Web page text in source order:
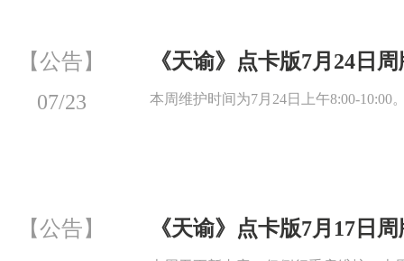
【公告】
07/23
《天谕》点卡版7月24日
本周维护时间为7月24日上午8:00-10:00
【公告】
《天谕》点卡版7月17日